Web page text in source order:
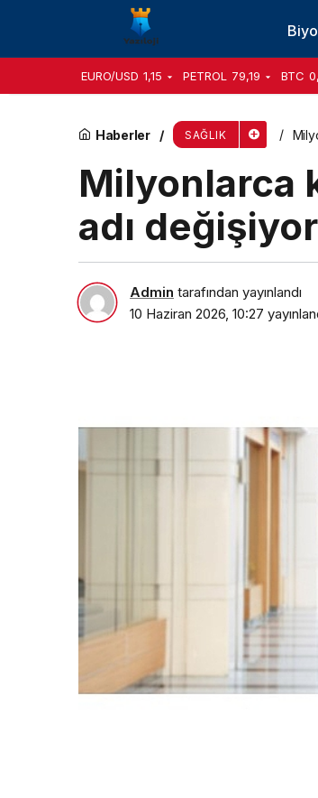
EURO/USD 1,15 PETROL 79,19 BTC
Haberler SAĞLIK
Milyonlarca
adı değişiyor
Admin tarafından yayınlandı
10 Haziran 2026, 10:27
Bu önlemler yaşamsal önem